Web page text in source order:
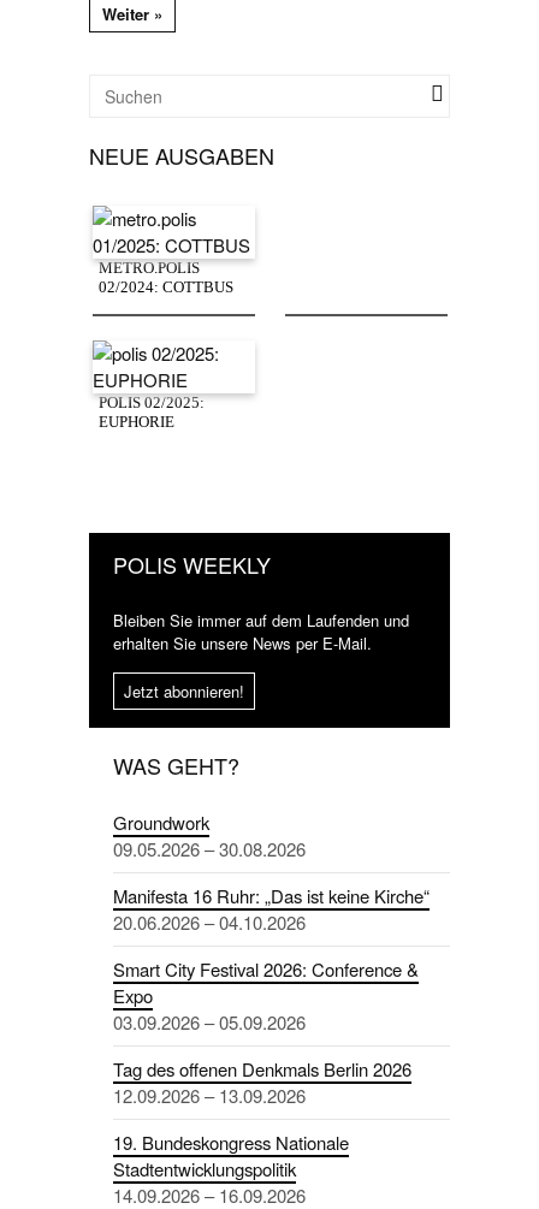
Weiter »
NEUE AUSGABEN
METRO.POLIS
02/2024: COTTBUS
POLIS 02/2025:
EUPHORIE
POLIS WEEKLY
Bleiben Sie immer auf dem Laufenden und
erhalten Sie unsere News per E-Mail.
Jetzt abonnieren!
WAS GEHT?
Groundwork
09.05.2026 – 30.08.2026
Manifesta 16 Ruhr: „Das ist keine Kirche“
20.06.2026 – 04.10.2026
Smart City Festival 2026: Conference &
Expo
03.09.2026 – 05.09.2026
Tag des offenen Denkmals Berlin 2026
12.09.2026 – 13.09.2026
19. Bundeskongress Nationale
Stadtentwicklungspolitik
14.09.2026 – 16.09.2026